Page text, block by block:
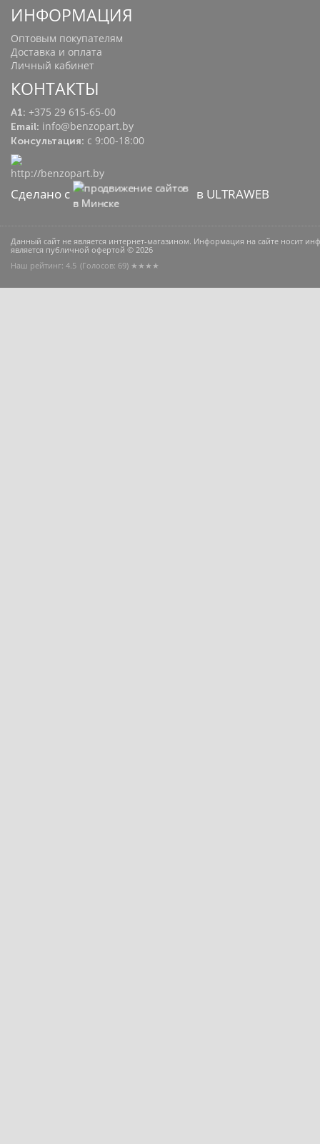
ИНФОРМАЦИЯ
Оптовым покупателям
Доставка и оплата
Личный кабинет
КОНТАКТЫ
A1: +375 29 615-65-00
Email: info@benzopart.by
Консультация: с 9:00-18:00
Сделано с в ULTRAWEB
Данный сайт не является интернет-магазином. Информация на сайте носит
является публичной офертой © 2026
Наш рейтинг: 4.5 (Голосов: 69) ★★★★